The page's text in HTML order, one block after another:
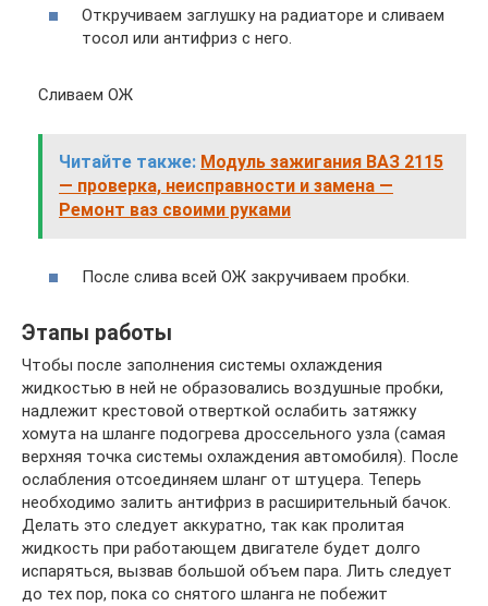
Откручиваем заглушку на радиаторе и сливаем
тосол или антифриз с него.
Сливаем ОЖ
Читайте также: Модуль зажигания ВАЗ 2115
— проверка, неисправности и замена —
Ремонт ваз своими руками
После слива всей ОЖ закручиваем пробки.
Этапы работы
Чтобы после заполнения системы охлаждения
жидкостью в ней не образовались воздушные пробки,
надлежит крестовой отверткой ослабить затяжку
хомута на шланге подогрева дроссельного узла (самая
верхняя точка системы охлаждения автомобиля). После
ослабления отсоединяем шланг от штуцера. Теперь
необходимо залить антифриз в расширительный бачок.
Делать это следует аккуратно, так как пролитая
жидкость при работающем двигателе будет долго
испаряться, вызвав большой объем пара. Лить следует
до тех пор, пока со снятого шланга не побежит